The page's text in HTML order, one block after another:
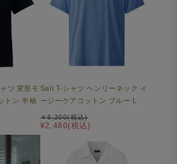
ツ 変形モ
トン 半袖
Sail T-シャツ ヘンリーネック イ
ージーケアコットン ブルー L
¥2,480(税込)
￥6,200(税込)